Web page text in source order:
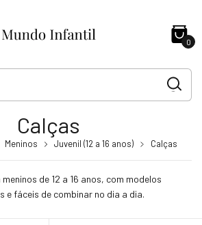
0
Calças
Meninos Juvenil (12 a 16 anos) Calças
de 12 a 16 anos, com modelos
e fáceis de combinar no dia a dia.